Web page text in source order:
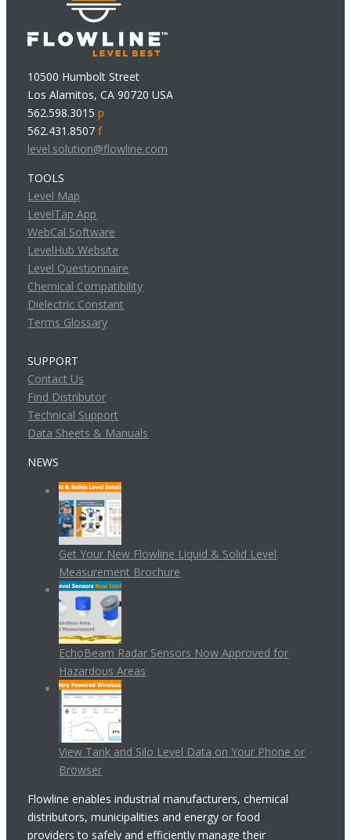
10500 Humbolt Street
Los Alamitos, CA 90720 USA
562.598.3015p
562.431.8507f
level.solution@flowline.com
TOOLS
Level Map
LevelTap App
WebCal Software
LevelHub Website
Level Questionnaire
Chemical Compatibility
Dielectric Constant
Terms Glossary
SUPPORT
Contact Us
Find Distributor
Technical Support
Data Sheets & Manuals
NEWS
Get Your New Flowline Liquid & Solid Level
Measurement Brochure
EchoBeam Radar Sensors Now Approved for
Hazardous Areas
View Tank and Silo Level Data on Your Phone or
Browser
Flowline enables industrial manufacturers, chemical
distributors, municipalities and energy or food
providers to safely and efficiently manage their